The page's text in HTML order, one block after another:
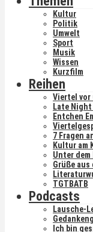
Kultur
Politik
Umwelt
Sport
Musik
Wissen
Kurzfilm
Reihen
Viertel vor
Late
Entchen
7 Fragen
Kultur am
Unter
Grüße aus
TGTBATB
Podcasts
Lausche-
Ich bin